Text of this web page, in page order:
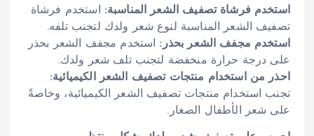
استخدم فرشاة تصفيف الشعر المناسبة:استخدم فرشاة
تصفيف الشعر المناسبة لنوع شعر ولدك لتجنب تلفه.
استخدم مجفف الشعر بحذر: استخدم مجفف الشعر بحذر
على درجة حرارة منخفضة لتجنب تلف شعر ولدك.
احذر من استخدام منتجات تصفيف الشعر الكيميائية:
تجنب استخدام منتجات تصفيف الشعر الكيميائية، وخاصةً
على شعر الأطفال الصغار.